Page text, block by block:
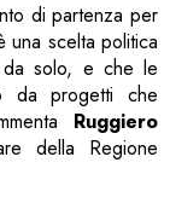
di partenza per
una scelta politica
solo, e che le
da progetti che
Ruggiero
della Regione